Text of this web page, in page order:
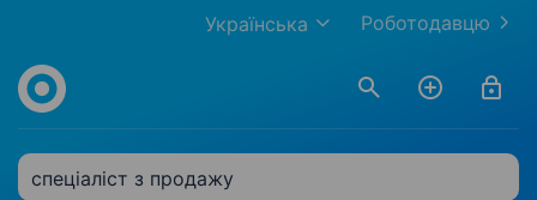
Роботодавцю
Українська
спеціаліст з продажу